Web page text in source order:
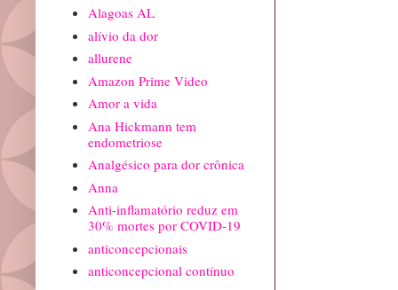
Alagoas AL
alívio da dor
allurene
Amazon Prime Video
Amor a vida
Ana Hickmann tem
endometriose
Analgésico para dor crônica
Anna
Anti-inflamatório reduz em
30% mortes por COVID-19
anticoncepcionais
anticoncepcional contínuo